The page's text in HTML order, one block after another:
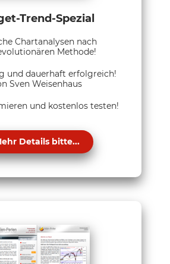
Trend-Spezial
Chartanalysen nach
Methode!
und dauerhaft erfolgreich!
Sven Weisenhaus
und kostenlos testen!
Details bitte...